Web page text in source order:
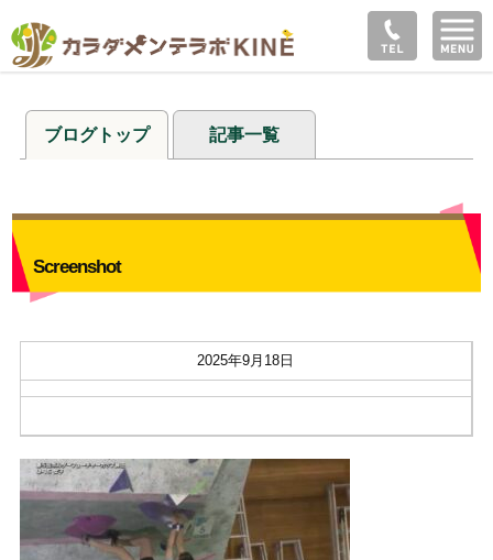
ブログトップ 記事一覧
Screenshot
2025年9月18日